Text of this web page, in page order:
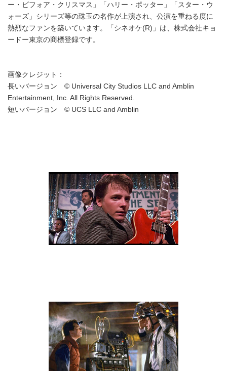
ー・ビフォア・クリスマス」「ハリー・ポッター」「スター・ウ
ォーズ」シリーズ等の珠玉の名作が上演され、公演を重ねる度に
熱烈なファンを築いています。「シネオケ(R)」は、株式会社キョ
ードー東京の商標登録です。
画像クレジット：
長いバージョン © Universal City Studios LLC and Amblin
Entertainment, Inc. All Rights Reserved.
短いバージョン © UCS LLC and Amblin
English